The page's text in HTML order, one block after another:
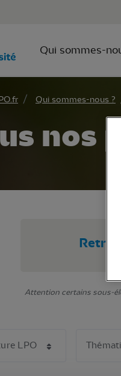
Qui sommes-
Qui sommes-nous ?
nos
Attention certains sous-